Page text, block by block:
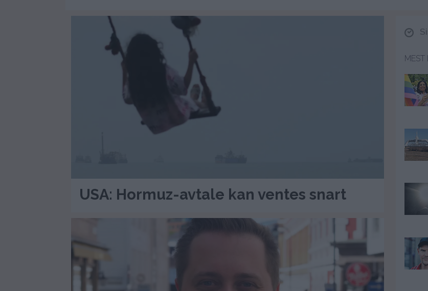
USA: Hormuz-avtale kan ventes snart
MEST